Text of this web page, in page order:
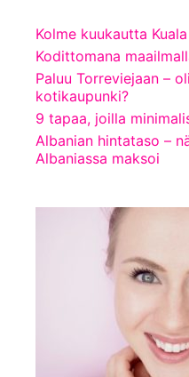
Kolme kuukautta
Kodittomana
Paluu Torreviejaan –
kotikaupunki?
9 tapaa, joilla
Albanian hintataso –
Albaniassa maksoi